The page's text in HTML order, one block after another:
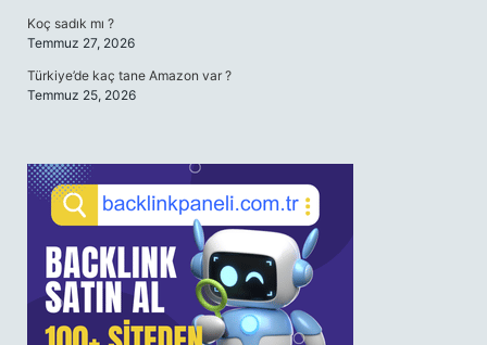
Koç sadık mı ?
Temmuz 27, 2026
Türkiye’de kaç tane Amazon var ?
Temmuz 25, 2026